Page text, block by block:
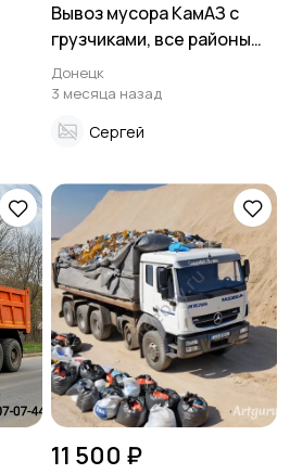
Вывоз мусора КамАЗ с
грузчиками, все районы
Донецка ДНР
Донецк
3 месяца назад
Сергей
11 500 ₽